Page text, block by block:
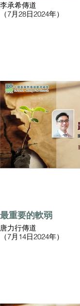
李承希傳道
（7月28日2024年）
最重要的軟弱
唐力行傳道
（7月14日2024年）